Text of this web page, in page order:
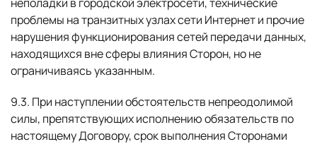
проблемы на транзитных узлах сети Интернет и прочие
нарушения функционирования сетей передачи данных,
находящихся вне сферы влияния Сторон, но не
ограничиваясь указанным.
9.3. При наступлении обстоятельств непреодолимой
силы, препятствующих исполнению обязательств по
настоящему Договору, срок выполнения Сторонами